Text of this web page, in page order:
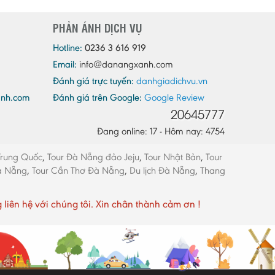
Quảng Trị
Sóc Trăng
Sơn La
Tây Ninh
Thái Bình
Thanh Hóa
Trà Vinh
Vĩnh Long
Vĩnh Phúc
PHẢN ÁNH DỊCH VỤ
Hotline: 0236 3 616 919
Email: info@danangxanh.com
Đánh giá trực tuyến: danhgiadichvu.vn
Đánh giá trên Google: Google Review
20645777
Đang online: 17 - Hôm nay: 4754
Quốc, Tour Đà Nẵng đảo Jeju, Tour Nhật Bản, Tour
Nẵng, Tour Cần Thơ Đà Nẵng, Du lịch Đà Nẵng, Thang
hệ với chúng tôi. Xin chân thành cảm ơn !